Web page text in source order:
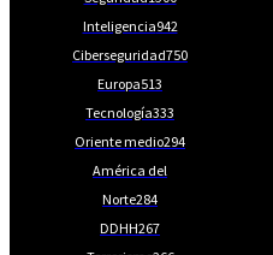
Inteligencia942
Ciberseguridad750
Europa513
Tecnología333
Oriente medio294
América del
Norte284
DDHH267